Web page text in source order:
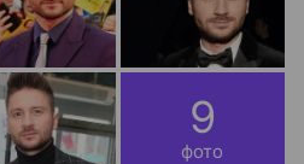
9
фото